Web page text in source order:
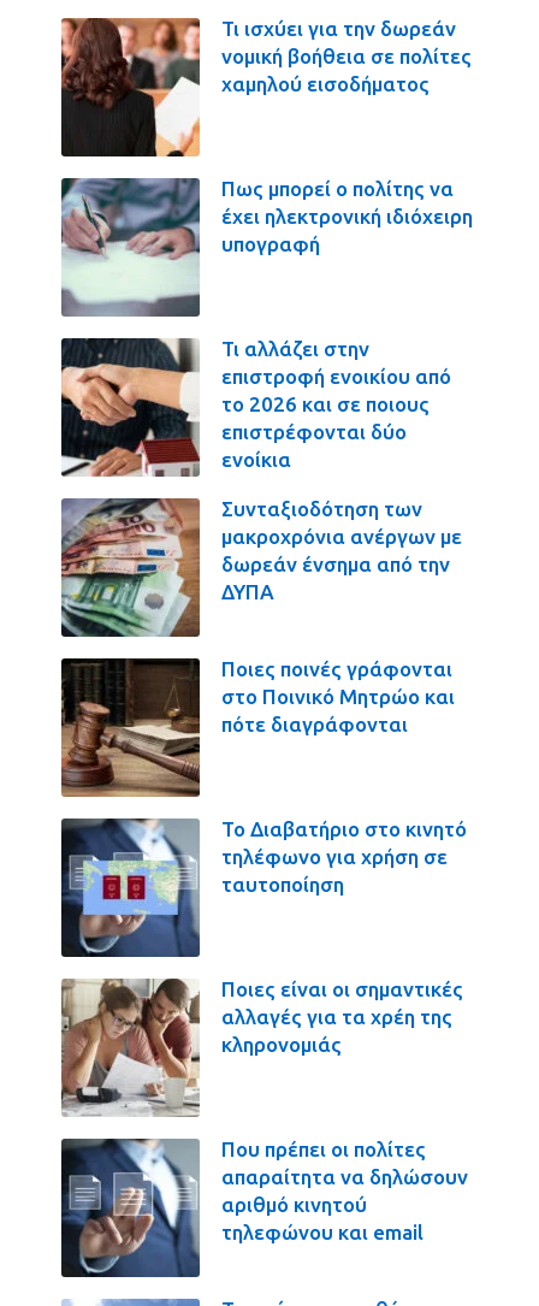
Τι ισχύει για την δωρεάν
νομική βοήθεια σε πολίτες
χαμηλού εισοδήματος
Πως μπορεί ο πολίτης να
έχει ηλεκτρονική ιδιόχειρη
υπογραφή
Τι αλλάζει στην
επιστροφή ενοικίου από
το 2026 και σε ποιους
επιστρέφονται δύο
ενοίκια
Συνταξιοδότηση των
μακροχρόνια ανέργων με
δωρεάν ένσημα από την
ΔΥΠΑ
Ποιες ποινές γράφονται
στο Ποινικό Μητρώο και
πότε διαγράφονται
Το Διαβατήριο στο κινητό
τηλέφωνο για χρήση σε
ταυτοποίηση
Ποιες είναι οι σημαντικές
αλλαγές για τα χρέη της
κληρονομιάς
Που πρέπει οι πολίτες
απαραίτητα να δηλώσουν
αριθμό κινητού
τηλεφώνου και email